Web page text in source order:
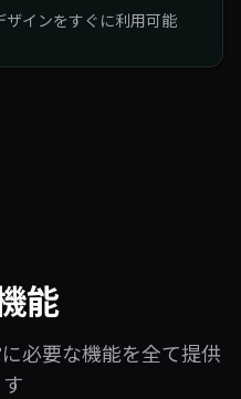
インをすぐに利用可能
能
必要な機能を全て提供